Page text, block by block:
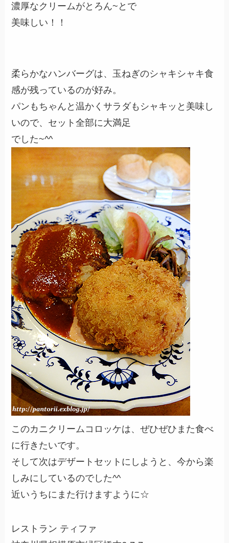
濃厚なクリームがとろん~とで
美味しい！！
柔らかなハンバーグは、玉ねぎのシャキシャキ食
感が残っているのが好み。
パンもちゃんと温かくサラダもシャキッと美味し
いので、セット全部に大満足
でした~^^
このカニクリームコロッケは、ぜひぜひまた食べ
に行きたいです。
そして次はデザートセットにしようと、今から楽
しみにしているのでした^^
近いうちにまた行けますように☆
レストラン ティファ